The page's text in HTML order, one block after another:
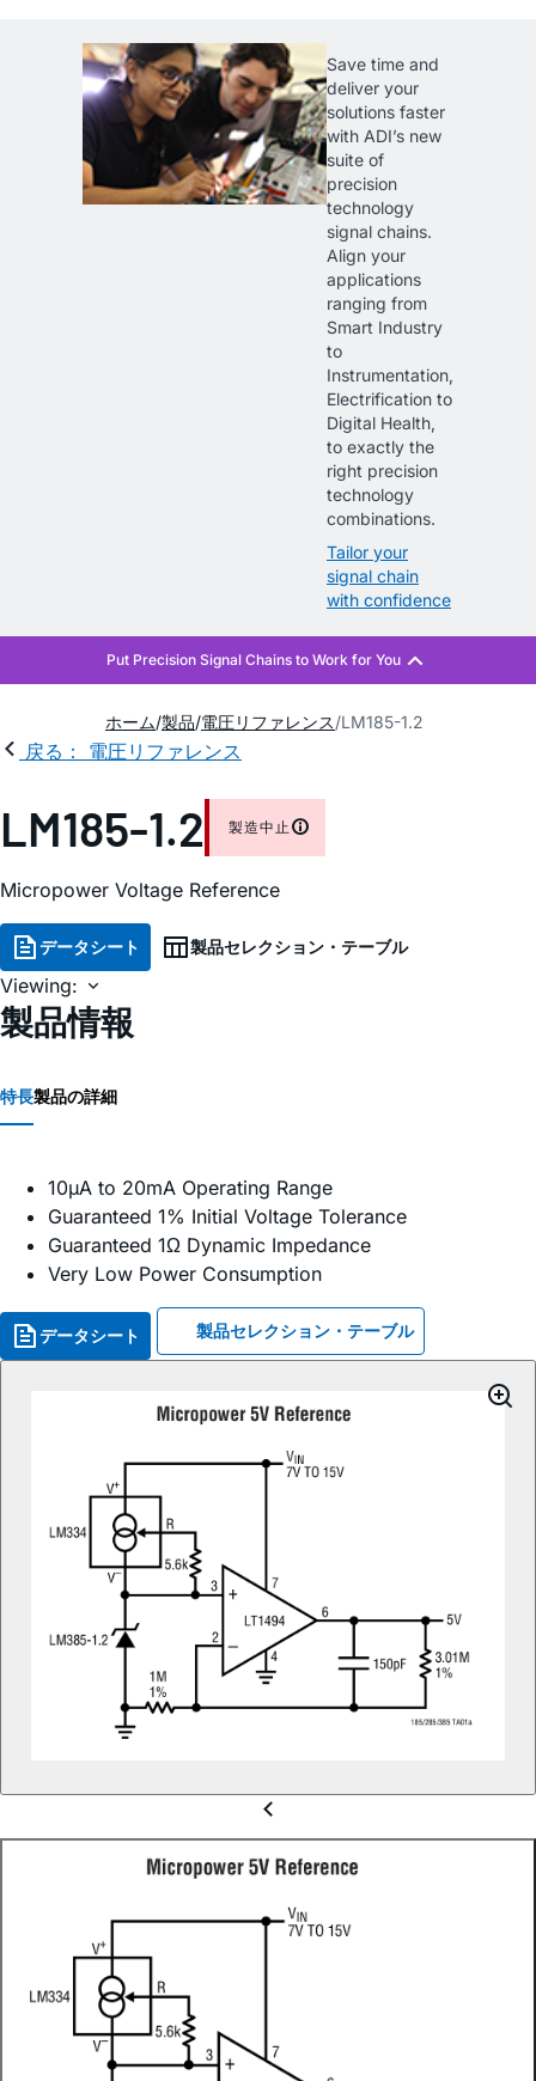
Save time and
deliver your
solutions faster
with ADI’s new
suite of
precision
technology
signal chains.
Align your
applications
ranging from
Smart Industry
to
Instrumentation,
Electrification to
Digital Health,
to exactly the
right precision
technology
combinations.
Tailor your
signal chain
with confidence
ホーム 製品 電圧リファレンス LM185-1.2
戻る： 電圧リファレンス
LM185-1.2 製造中止
Micropower Voltage Reference
データシート 製品セレクション・テーブル
Viewing:
製品情報
特長製品の詳細
10µA to 20mA Operating Range
Guaranteed 1% Initial Voltage Tolerance
Guaranteed 1Ω Dynamic Impedance
Very Low Power Consumption
データシート 製品セレクション・テーブル